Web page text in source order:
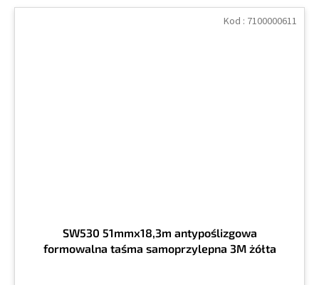
SW530 51mmx18,3m antypoślizgowa
formowalna taśma samoprzylepna 3M żółta
Kod : 7100000611